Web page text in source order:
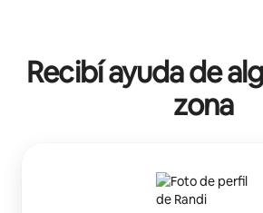
Recibí ayuda de
zona